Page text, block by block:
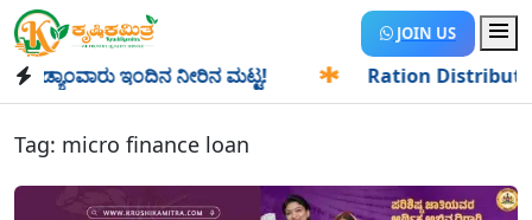
JOIN US
ಇಂದಿನ ನೀರಿನ ಮಟ್ಟ! Ration Distribution-
Tag: micro finance loan